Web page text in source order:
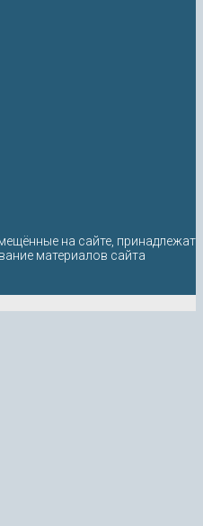
на сайте, принадлежат
материалов сайта